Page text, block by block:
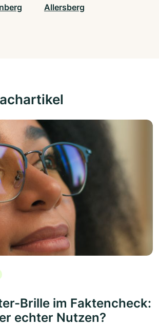
Allersberg
Brille im Faktencheck:
echter Nutzen?